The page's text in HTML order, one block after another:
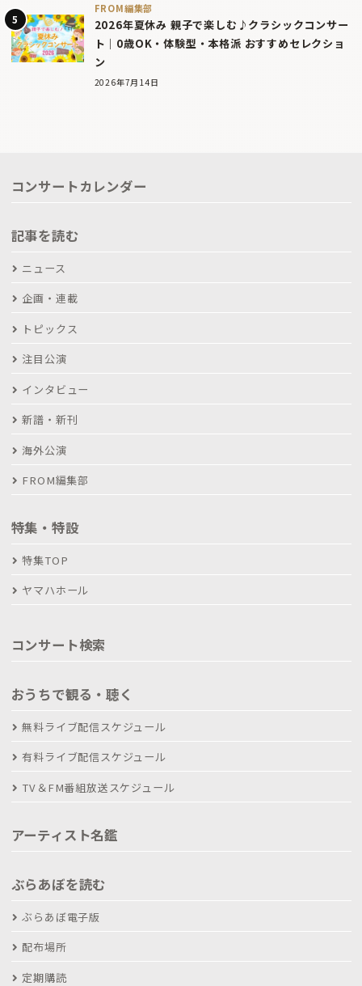
FROM編集部
2026年夏休み 親子で楽しむ♪クラシックコンサー
ト｜0歳OK・体験型・本格派 おすすめセレクショ
ン
2026年7月14日
コンサートカレンダー
記事を読む
ニュース
企画・連載
トピックス
注目公演
インタビュー
新譜・新刊
海外公演
FROM編集部
特集・特設
特集TOP
ヤマハホール
コンサート検索
おうちで観る・聴く
無料ライブ配信スケジュール
有料ライブ配信スケジュール
TV＆FM番組放送スケジュール
アーティスト名鑑
ぶらあぼを読む
ぶらあぼ電子版
配布場所
定期購読